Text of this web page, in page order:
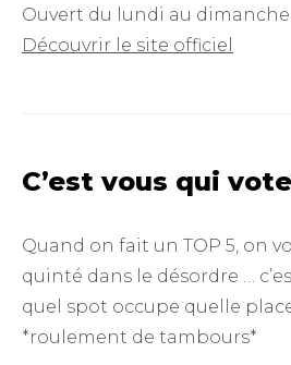
Ouvert du lundi au dimanche
Découvrir le site officiel
C’est vous qui
Quand on fait un TOP 5, on
quinté dans le désordre …
quel spot occupe quelle
*roulement de tambours*